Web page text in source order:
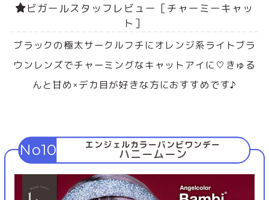
ビガールスタッフレビュー［チャーミーキャッ
ト］
ブラックの極太サークルフチにオレンジ系ライトブラ
ウンレンズでチャーミングなキャットアイに♡きゅる
んと甘め×デカ目が好きな方におすすめです♪
No10 エンジェルカラーバンビワンデー
ハニームーン